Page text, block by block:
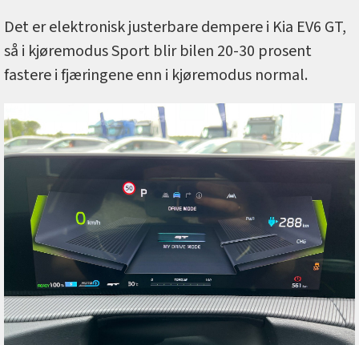
Det er elektronisk justerbare dempere i Kia EV6 GT,
så i kjøremodus Sport blir bilen 20-30 prosent
fastere i fjæringene enn i kjøremodus normal.